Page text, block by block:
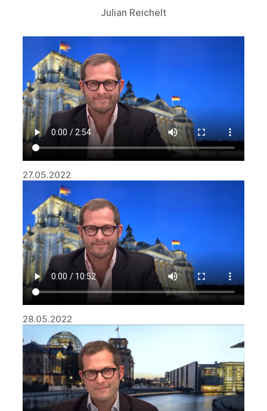
Julian Reichelt
27.05.2022
28.05.2022